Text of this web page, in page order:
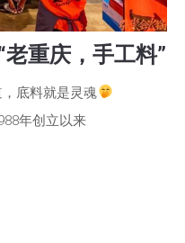
重庆，手工料”
底料就是灵魂
年创立以来